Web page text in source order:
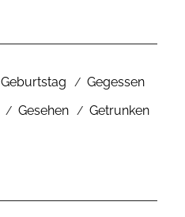
Geburtstag
Gegessen
Gesehen Getrunken